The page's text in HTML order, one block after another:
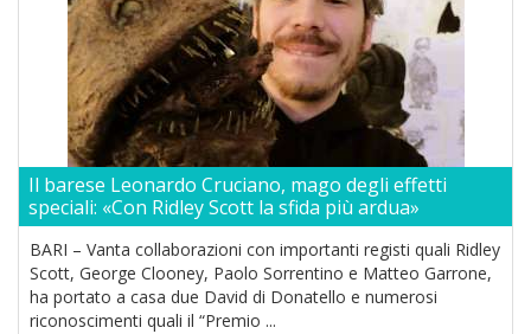
Il barese Leonardo Cruciano, mago degli effetti
speciali: «Con Ridley Scott la sfida più ardua»
BARI – Vanta collaborazioni con importanti registi quali Ridley
Scott, George Clooney, Paolo Sorrentino e Matteo Garrone,
ha portato a casa due David di Donatello e numerosi
riconoscimenti quali il “Premio ...